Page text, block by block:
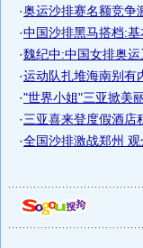
·奥运沙排赛名额竞争
·中国沙排黑马搭档:
·魏纪中:中国女排奥
·运动队扎堆海南别有
·"世界小姐"三亚掀美
·三亚喜来登度假酒店
·全国沙排激战郑州 观